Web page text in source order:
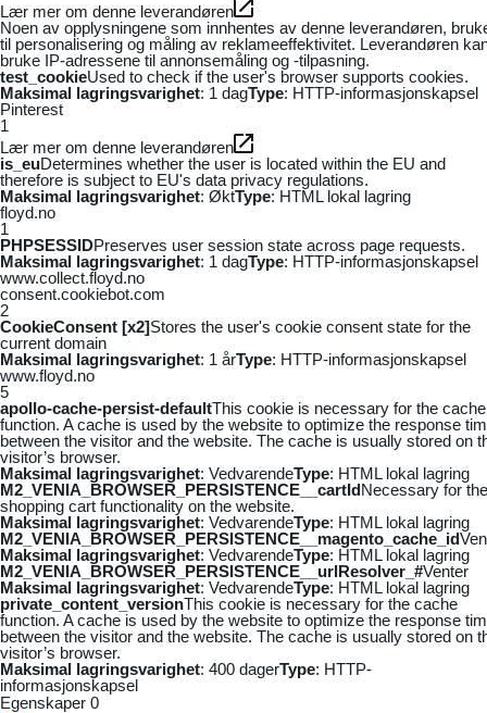
Lær mer om denne leverandøren
Noen av opplysningene som innhentes av denne leverandøren,
til personalisering og måling av reklameeffektivitet. Leverandøren
bruke IP-adressene til annonsemåling og -tilpasning.
test_cookieUsed to check if the user's browser supports cookies.
Maksimal lagringsvarighet: 1 dagType: HTTP-informasjonskapsel
Pinterest
1
Lær mer om denne leverandøren
is_euDetermines whether the user is located within the EU and
therefore is subject to EU's data privacy regulations.
Maksimal lagringsvarighet: ØktType: HTML lokal lagring
floyd.no
1
PHPSESSIDPreserves user session state across page requests.
Maksimal lagringsvarighet: 1 dagType: HTTP-informasjonskapsel
www.collect.floyd.no
consent.cookiebot.com
2
CookieConsent [x2]Stores the user's cookie consent state for the
current domain
Maksimal lagringsvarighet: 1 årType: HTTP-informasjonskapsel
www.floyd.no
5
apollo-cache-persist-defaultThis cookie is necessary for the cache
function. A cache is used by the website to optimize the response
between the visitor and the website. The cache is usually stored on
visitor’s browser.
Maksimal lagringsvarighet: VedvarendeType: HTML lokal lagring
M2_VENIA_BROWSER_PERSISTENCE__cartIdNecessary for the
shopping cart functionality on the website.
Maksimal lagringsvarighet: VedvarendeType: HTML lokal lagring
M2_VENIA_BROWSER_PERSISTENCE__magento_cache_id
Maksimal lagringsvarighet: VedvarendeType: HTML lokal lagring
M2_VENIA_BROWSER_PERSISTENCE__urlResolver_#Venter
Maksimal lagringsvarighet: VedvarendeType: HTML lokal lagring
private_content_versionThis cookie is necessary for the cache
function. A cache is used by the website to optimize the response
between the visitor and the website. The cache is usually stored on
visitor’s browser.
Maksimal lagringsvarighet: 400 dagerType: HTTP-
informasjonskapsel
Egenskaper 0